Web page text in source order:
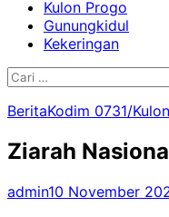
Kulon Progo
Gunungkidul
Kekeringan
Cari
BeritaKodim 0731/
Ziarah
admin10 November